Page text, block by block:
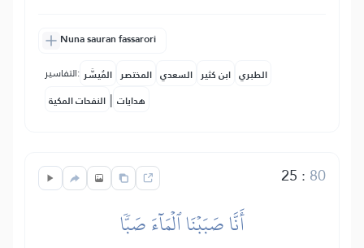
Nuna sauran fassarori
التفاسير: المُيسَّر المختصر السعدي ابن كثير الطبري
النفحات المكية | هدايات
25 : 80
أَنَّا صَبَبۡنَا ٱلۡمَآءَ صَبّٗا